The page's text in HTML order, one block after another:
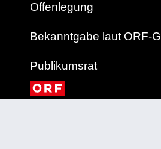
Offenlegung
Bekanntgabe laut ORF-G
Publikumsrat